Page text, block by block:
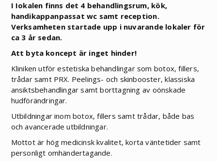
I Iokalen finns det 4 behandlingsrum, kök,
handikappanpassat wc samt reception.
Verksamheten startade upp i nuvarande lokaler för
ca 3 år sedan.
Att byta koncept är inget hinder!
Kliniken utför estetiska behandlingar som botox, fillers,
trådar samt PRX. Peelings- och skinbooster, klassiska
ansiktsbehandlingar samt borttagning av oönskade
hudförändringar.
Utbildningar inom botox, fillers samt trådar, både bas
och avancerade utbildningar.
Mottot är hög medicinsk kvalitet, korta väntetider samt
personligt omhändertagande.